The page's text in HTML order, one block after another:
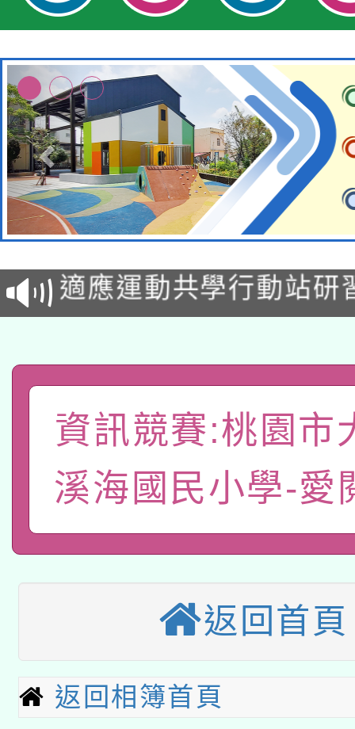
本校115學年度第2次
招甄選結果公告(無人
適應運動共學行動站研
本館辦理115年度閱讀
暨閱讀推動專業研習
科技賦能─人工智慧
礎課程
「數位內容與教學軟體
pilot」
有關大陸委員會函釋公
業技術研究院辦理「
用水績優單位及節水達
115年8月22日(星期六
桃園市孔廟祈福系列
開 智慧啟航」
2026年桃園地景藝術
本校115學年度第2次
招甄選結果公告(無人
適應運動共學行動站研
本館辦理115年度閱讀
資訊競賽:桃園市
溪海國民小學-愛
返回首頁
返回相簿首頁